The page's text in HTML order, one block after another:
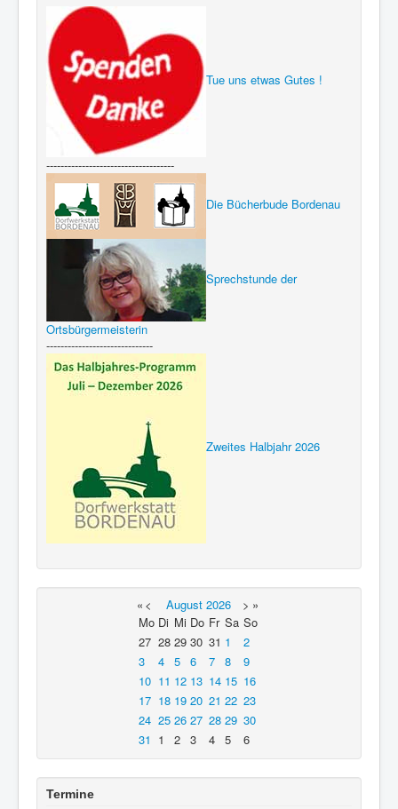
Tue uns etwas Gutes !
------------------------------------
Die Bücherbude Bordenau
Sprechstunde der
Ortsbürgermeisterin
------------------------------
Zweites Halbjahr 2026
« < August 2026 > »
Mo Di Mi Do Fr Sa So
27 28 29 30 31 1
2
3
4 5 6 7 8
9
10 11 12 13 14 15 16
17 18 19 20 21 22 23
24 25 26 27 28 29 30
31 1 2 3 4 5 6
Termine